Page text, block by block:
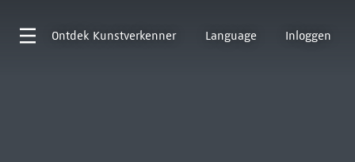
Ontdek Kunstverkenner Language Inloggen